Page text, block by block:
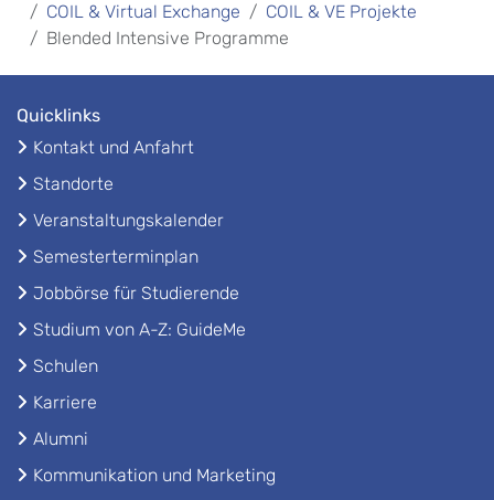
COIL & Virtual Exchange
COIL & VE Projekte
Blended Intensive Programme
Quicklinks
Kontakt und Anfahrt
Standorte
Veranstaltungskalender
Semesterterminplan
Jobbörse für Studierende
Studium von A-Z: GuideMe
Schulen
Karriere
Alumni
Kommunikation und Marketing